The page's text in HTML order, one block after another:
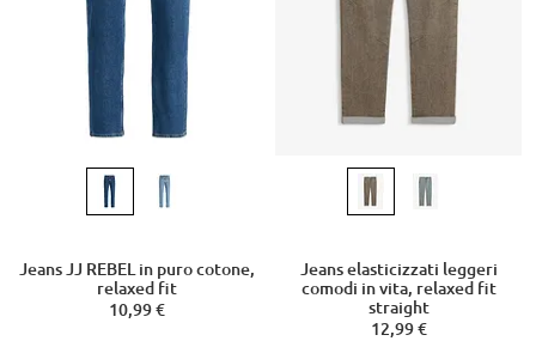
Jeans JJ REBEL in puro cotone,
relaxed fit
10,99 €
Jeans elasticizzati leggeri
comodi in vita, relaxed fit
straight
12,99 €